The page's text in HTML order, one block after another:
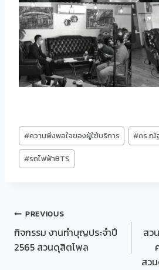
Post
Tags:
#ความพึงพอใจของผู้ใช้บริการ #ดร.ณั
#รถไฟฟ้าBTS
Post
navigation
PREVIOUS
กิจกรรม งานทำบุญประจำปี
2565 สวนดุสิตโพล
สว
สว